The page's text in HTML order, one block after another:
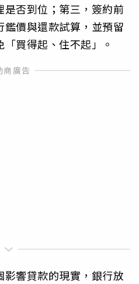
否到位；第三，簽約前
價與還款試算，並預留
買得起、住不起」。
響貸款的現實，銀行放